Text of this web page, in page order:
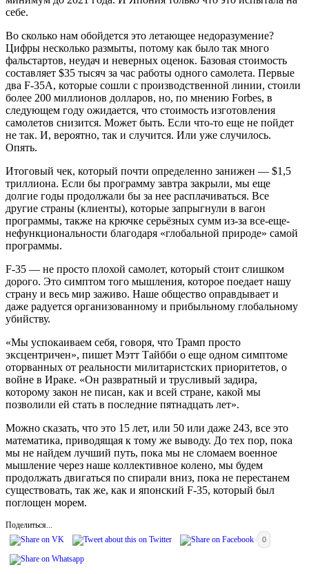
себе.
Во сколько нам обойдется это летающее недоразумение?
Цифры несколько размыты, потому как было так много
фальстартов, неудач и неверных оценок. Базовая стоимость
составляет $35 тысяч за час работы одного самолета. Первые
два F-35A, которые сошли с производственной линии, стоили
более 200 миллионов долларов, но, по мнению Forbes, в
следующем году ожидается, что стоимость изготовления
самолетов снизится. Может быть. Если что-то еще не пойдет
не так. И, вероятно, так и случится. Или уже случилось.
Опять.
Итоговый чек, который почти определенно занижен — $1,5
триллиона. Если бы программу завтра закрыли, мы еще
долгие годы продолжали бы за нее расплачиваться. Все
другие страны (клиенты), которые запрыгнули в вагон
программы, также на крючке серьёзных сумм из-за все-еще-
нефункциональности благодаря «глобальной природе» самой
программы.
F-35 — не просто плохой самолет, который стоит слишком
дорого. Это симптом того мышления, которое поедает нашу
страну и весь мир заживо. Наше общество оправдывает и
даже радуется организованному и прибыльному глобальному
убийству.
«Мы успокаиваем себя, говоря, что Трамп просто
эксцентричен», пишет Мэтт Тайбби о еще одном симптоме
оторванных от реальности милитаристских приоритетов, о
войне в Ираке. «Он развратный и трусливый задира,
которому закон не писан, как и всей стране, какой мы
позволили ей стать в последние пятнадцать лет».
Можно сказать, что это 15 лет, или 50 или даже 243, все это
математика, приводящая к тому же выводу. До тех пор, пока
мы не найдем лучший путь, пока мы не сломаем военное
мышление через наше коллективное колено, мы будем
продолжать двигаться по спирали вниз, пока не перестанем
существовать, так же, как и японский F-35, который был
поглощен морем.
Поделиться...
0